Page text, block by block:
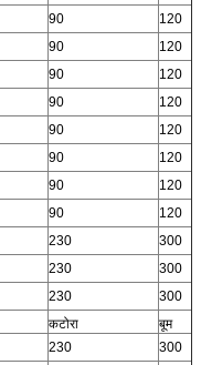
90
120
90
120
90
120
90
120
90
120
90
120
90
120
90
120
230
300
230
300
230
300
कटोरा
बूम
230
300